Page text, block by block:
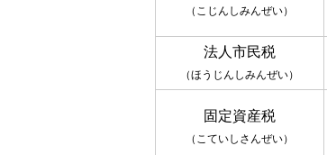
（こじんしみんぜい）
法人市民税
（ほうじんしみんぜい）
固定資産税
（こていしさんぜい）